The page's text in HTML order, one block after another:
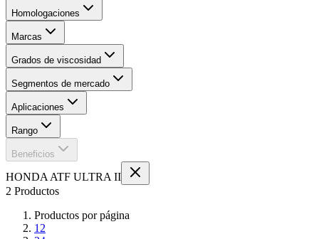
Homologaciones
Marcas
Grados de viscosidad
Segmentos de mercado
Aplicaciones
Rango
Beneficios
HONDA ATF ULTRA II
2 Productos
Productos por página
12